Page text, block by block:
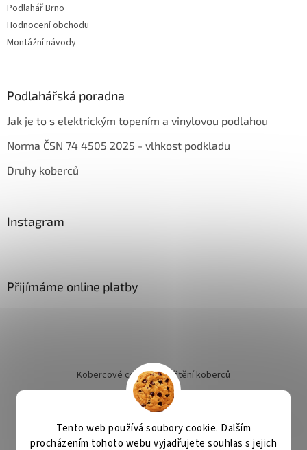
Tento web používá soubory cookie. Dalším
procházením tohoto webu vyjadřujete souhlas s jejich
Podlahář Brno
Hodnocení obchodu
Montážní návody
Podlahářská poradna
Jak je to s elektrickým topením a vinylovou podlahou
Norma ČSN 74 4505 2025 - vlhkost podkladu
Druhy koberců
Instagram
Přijímáme online platby
Kobercové centrum Čištění koberců
Jak objednat instalaci